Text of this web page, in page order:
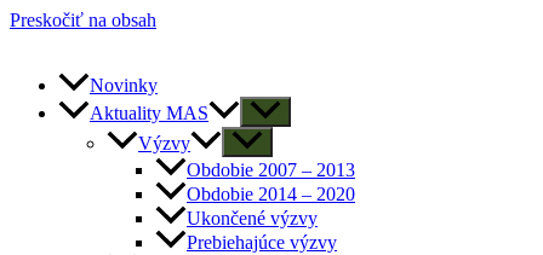
Preskočiť na obsah
Novinky
Aktuality MAS
Výzvy
Obdobie 2007 – 2013
Obdobie 2014 – 2020
Ukončené výzvy
Prebiehajúce výzvy